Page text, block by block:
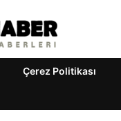
Çerez Politikası